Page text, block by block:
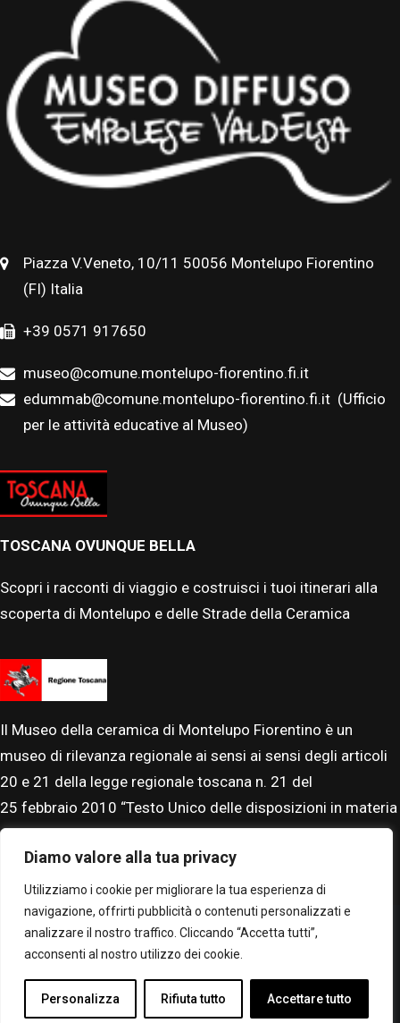
Diamo valore alla tua privacy
Utilizziamo i cookie per migliorare la tua esperienza di
navigazione, offrirti pubblicità o contenuti personalizzati e
analizzare il nostro traffico. Cliccando “Accetta tutti”,
acconsenti al nostro utilizzo dei cookie.
Personalizza Rifiuta tutto Accettare tutto
Piazza V.Veneto, 10/11 50056 Montelupo Fiorentino
(FI) Italia
+39 0571 917650
museo@comune.montelupo-fiorentino.fi.it
edummab@comune.montelupo-fiorentino.fi.it (Ufficio
per le attività educative al Museo)
TOSCANA OVUNQUE BELLA
Scopri i racconti di viaggio e costruisci i tuoi itinerari alla
scoperta di Montelupo e delle Strade della Ceramica
Il Museo della ceramica di Montelupo Fiorentino è un
museo di rilevanza regionale ai sensi ai sensi degli articoli
20 e 21 della legge regionale toscana n. 21 del
25 febbraio 2010 “Testo Unico delle disposizioni in materia
di beni, istituti e attività culturali”. Il Museo è accreditato al
Sistema Museale Nazionale.